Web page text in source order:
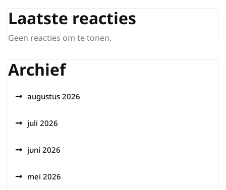
Laatste reacties
Geen reacties om te tonen.
Archief
augustus 2026
juli 2026
juni 2026
mei 2026